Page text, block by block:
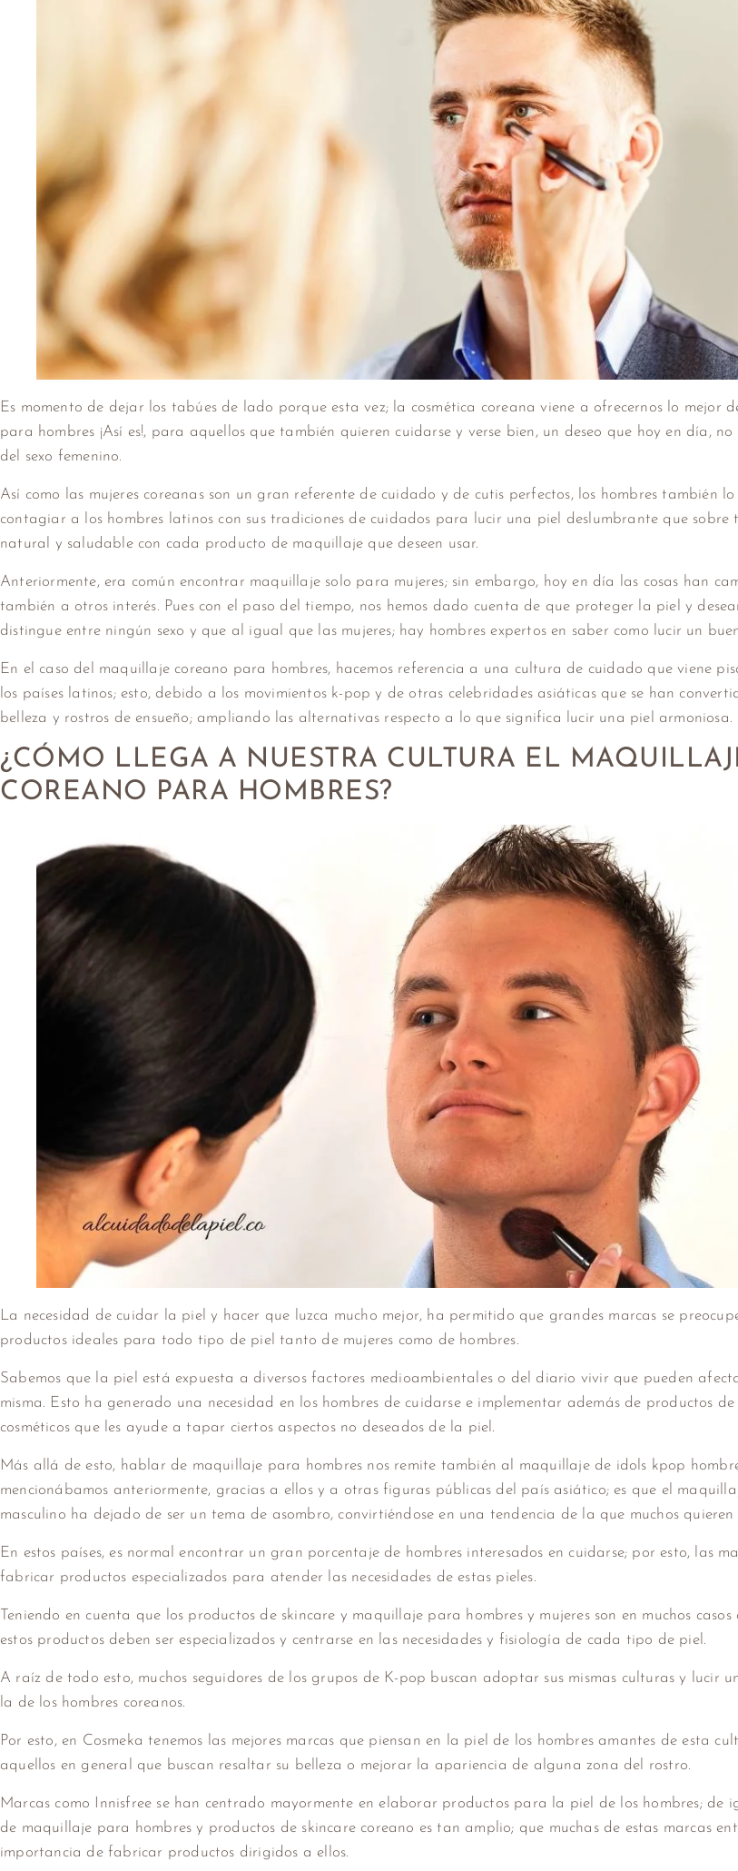
Es momento de dejar los tabúes de lado porque esta vez; la cosmética coreana viene a ofrecernos lo mejor
para hombres ¡Así es!, para aquellos que también quieren cuidarse y verse bien, un deseo que hoy en día, no
del sexo femenino.
Así como las mujeres coreanas son un gran referente de cuidado y de cutis perfectos, los hombres también lo
contagiar a los hombres latinos con sus tradiciones de cuidados para lucir una piel deslumbrante que sobre
natural y saludable con cada producto de maquillaje que deseen usar.
Anteriormente, era común encontrar maquillaje solo para mujeres; sin embargo, hoy en día las cosas han
también a otros interés. Pues con el paso del tiempo, nos hemos dado cuenta de que proteger la piel y
distingue entre ningún sexo y que al igual que las mujeres; hay hombres expertos en saber como lucir un
En el caso del maquillaje coreano para hombres, hacemos referencia a una cultura de cuidado que viene
los países latinos; esto, debido a los movimientos k-pop y de otras celebridades asiáticas que se han
belleza y rostros de ensueño; ampliando las alternativas respecto a lo que significa lucir una piel armoniosa.
¿CÓMO LLEGA A NUESTRA CULTURA EL
COREANO PARA HOMBRES?
La necesidad de cuidar la piel y hacer que luzca mucho mejor, ha permitido que grandes marcas se
productos ideales para todo tipo de piel tanto de mujeres como de hombres.
Sabemos que la piel está expuesta a diversos factores medioambientales o del diario vivir que pueden
misma. Esto ha generado una necesidad en los hombres de cuidarse e implementar además de productos de
cosméticos que les ayude a tapar ciertos aspectos no deseados de la piel.
Más allá de esto, hablar de maquillaje para hombres nos remite también al maquillaje de idols kpop
mencionábamos anteriormente, gracias a ellos y a otras figuras públicas del país asiático; es que el
masculino ha dejado de ser un tema de asombro, convirtiéndose en una tendencia de la que muchos
En estos países, es normal encontrar un gran porcentaje de hombres interesados en cuidarse; por esto, las
fabricar productos especializados para atender las necesidades de estas pieles.
Teniendo en cuenta que los productos de skincare y maquillaje para hombres y mujeres son en muchos
estos productos deben ser especializados y centrarse en las necesidades y fisiología de cada tipo de piel.
A raíz de todo esto, muchos seguidores de los grupos de K-pop buscan adoptar sus mismas culturas y lucir
la de los hombres coreanos.
Por esto, en Cosmeka tenemos las mejores marcas que piensan en la piel de los hombres amantes de esta
aquellos en general que buscan resaltar su belleza o mejorar la apariencia de alguna zona del rostro.
Marcas como Innisfree se han centrado mayormente en elaborar productos para la piel de los hombres; de
de maquillaje para hombres y productos de skincare coreano es tan amplio; que muchas de estas marcas
importancia de fabricar productos dirigidos a ellos.